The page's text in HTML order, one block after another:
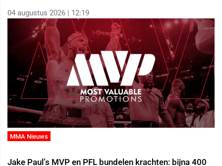
04 augustus 2026 | 12:19
MMA Nieuws
Jake Paul’s MVP en PFL bundelen krachten: bijna 400